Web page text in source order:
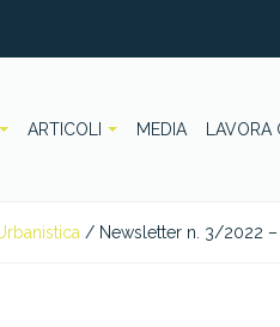
ARTICOLI MEDIA LAVORA
/ Newsletter n. 3/2022